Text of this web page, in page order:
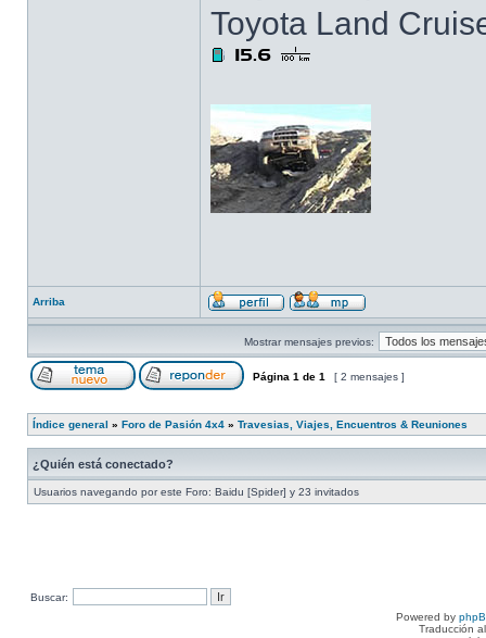
Toyota Land
Arriba
Mostrar mensajes previos:
Página 1 de 1 [ 2 mensajes ]
Índice general » Foro de Pasión 4x4 » Travesias, Viajes, Encuentros & Reuniones
¿Quién está conectado?
Usuarios navegando por este Foro: Baidu [Spider] y 23 invitados
Buscar:
Powered by
Traducción